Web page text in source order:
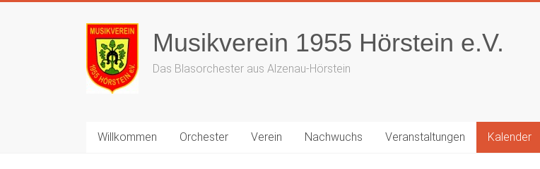
Musikverein 1955 Hörstein e.V.
Das Blasorchester aus Alzenau-Hörstein
Willkommen Orchester Verein Nachwuchs Veranstaltungen Kalender